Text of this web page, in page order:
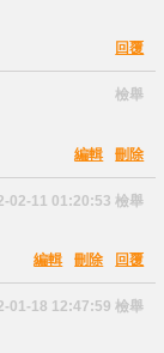
回覆
檢舉
刪除
編輯
02-11 01:20:53 檢舉
回覆
刪除
編輯
01-18 12:47:59 檢舉